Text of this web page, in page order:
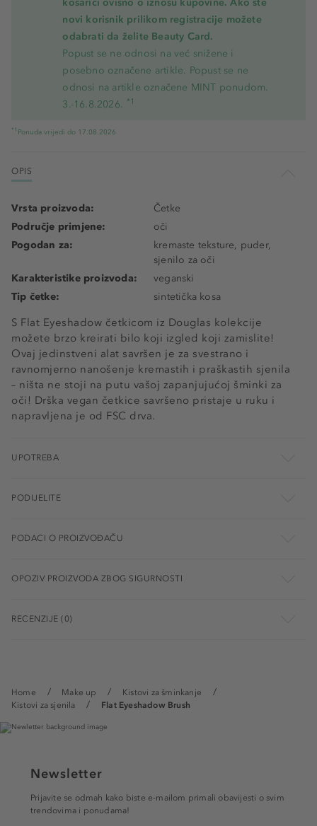
Home Make up
Kistovi za šminkanje
Kistovi za sjenila
Flat Eyeshadow Brush
košarici ovisno o iznosu kupovine. Ako ste
novi korisnik prilikom registracije možete
odabrati da želite Beauty Card.
Popust se ne odnosi na već snižene i
posebno označene artikle. Popust se ne
odnosi na artikle označene MINT ponudom.
3.-16.8.2026. *1
*1 Ponuda vrijedi do 17.08.2026
OPIS
S Flat Eyeshadow četkicom iz Douglas kolekcije
možete brzo kreirati bilo koji izgled koji zamislite!
Ovaj jedinstveni alat savršen je za svestrano i
ravnomjerno nanošenje kremastih i praškastih sjenila
– ništa ne stoji na putu vašoj zapanjujućoj šminki za
oči! Drška vegan četkice savršeno pristaje u ruku i
napravljena je od FSC drva.
Vrsta proizvoda:
Četke
Područje primjene:
oči
Pogodan za:
kremaste teksture, puder,
sjenilo za oči
Karakteristike proizvoda:
veganski
Tip četke:
sintetička kosa
UPOTREBA
PODIJELITE
PODACI O PROIZVOĐAČU
OPOZIV PROIZVODA ZBOG SIGURNOSTI
RECENZIJE (0)
Newsletter
Prijavite se odmah kako biste e-mailom primali obavijesti o svim
trendovima i ponudama!